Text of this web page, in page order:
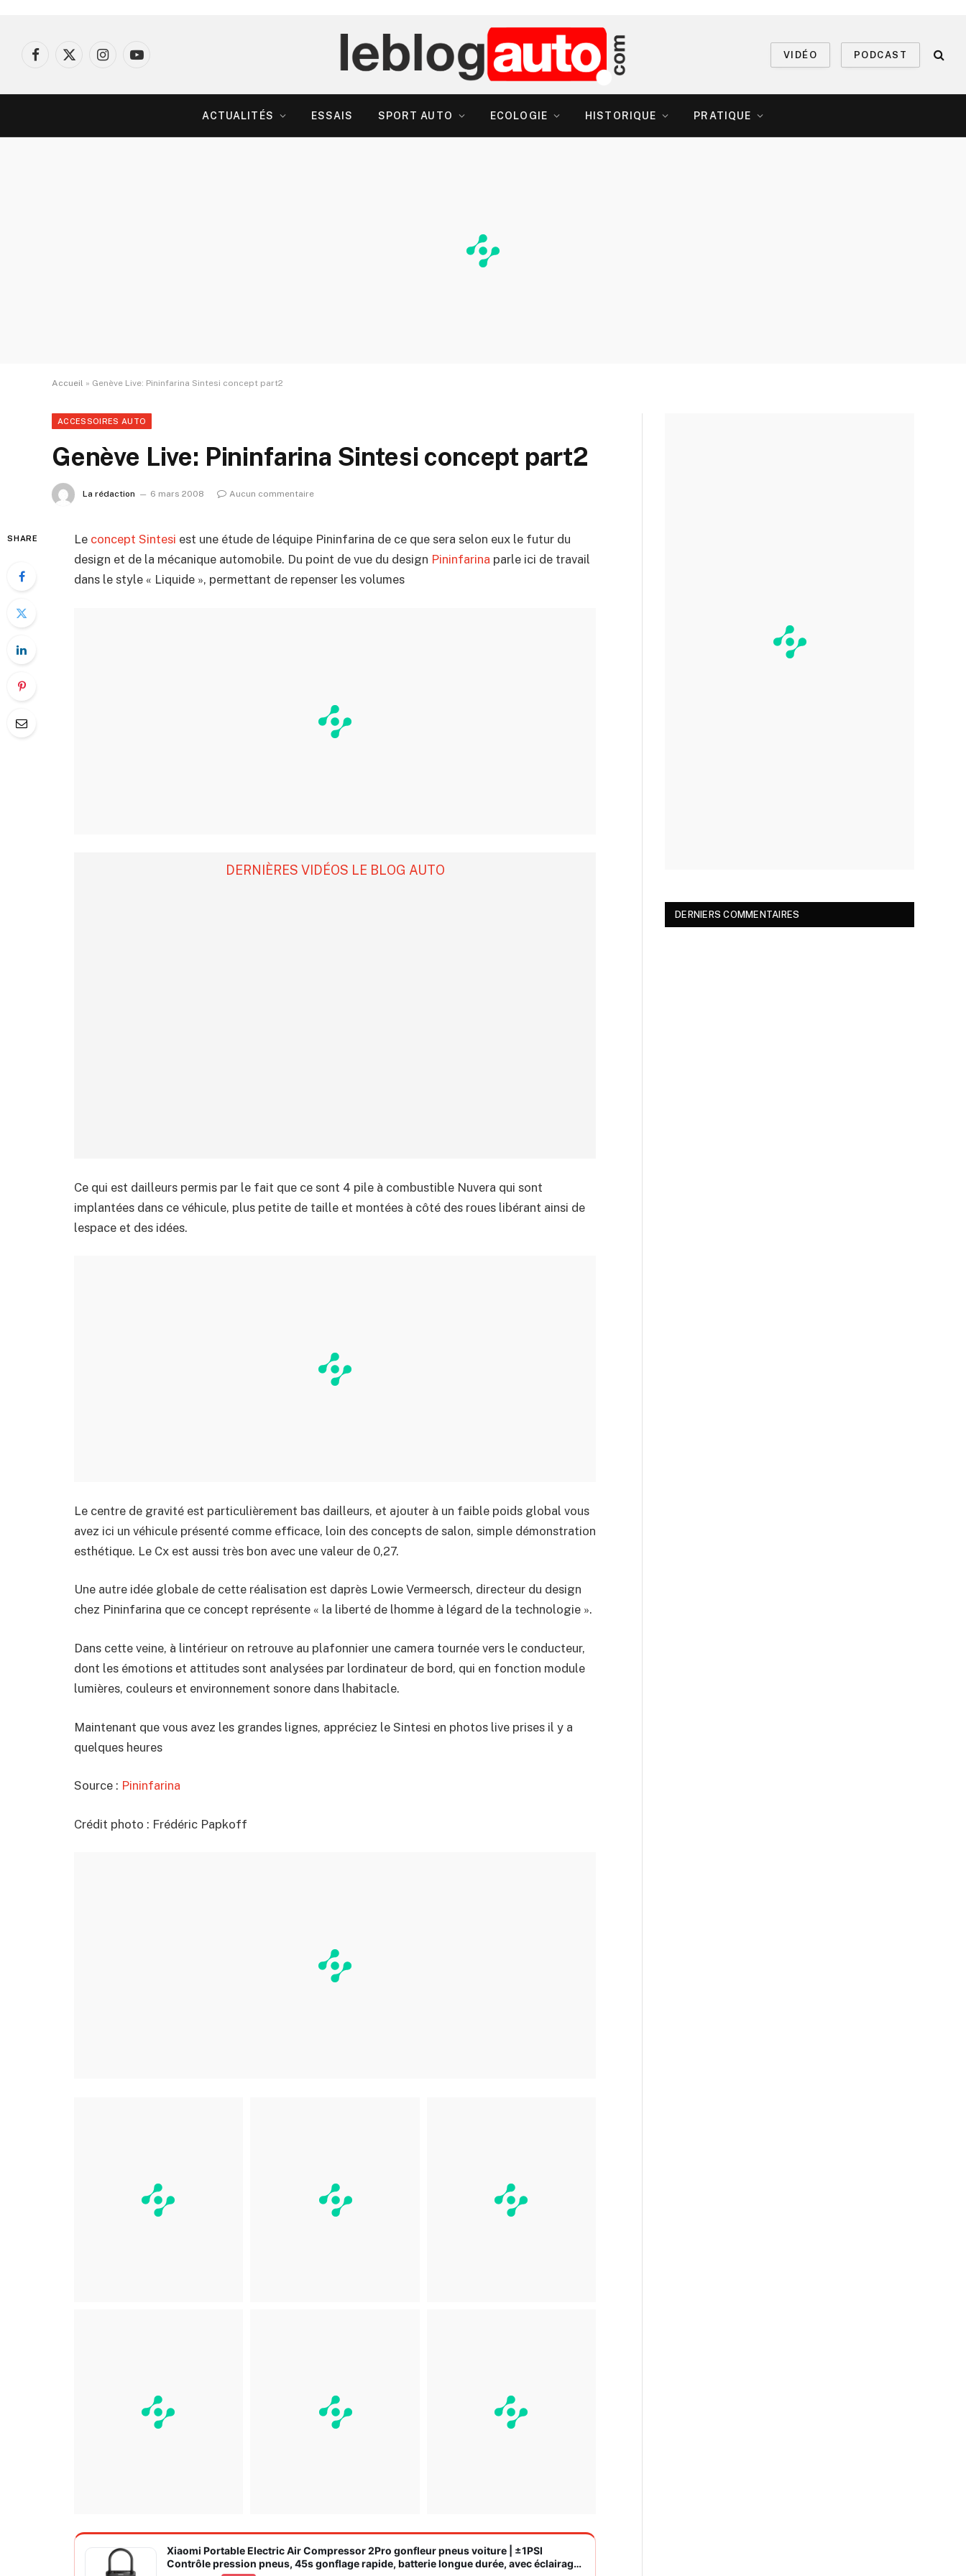
Facebook
X
InstagramYouTube
VIDÉO PODCAST
ACTUALITÉS ESSAIS SPORT AUTO ECOLOGIE HISTORIQUE PRATIQUE
Accueil » Genève Live: Pininfarina Sintesi concept part2
ACCESSOIRES AUTO
Genève Live: Pininfarina Sintesi concept part2
La rédaction 6 mars 2008 Aucun commentaire
SHARE Le concept Sintesi est une étude de léquipe Pininfarina de ce que sera selon eux le futur du
design et de la mécanique automobile. Du point de vue du design Pininfarina parle ici de travail
dans le style « Liquide », permettant de repenser les volumes
DERNIÈRES VIDÉOS LE BLOG AUTO
Ce qui est dailleurs permis par le fait que ce sont 4 pile à combustible Nuvera qui sont
implantées dans ce véhicule, plus petite de taille et montées à côté des roues libérant ainsi de
lespace et des idées.
Le centre de gravité est particulièrement bas dailleurs, et ajouter à un faible poids global vous
avez ici un véhicule présenté comme efficace, loin des concepts de salon, simple démonstration
esthétique. Le Cx est aussi très bon avec une valeur de 0,27.
Une autre idée globale de cette réalisation est daprès Lowie Vermeersch, directeur du design
chez Pininfarina que ce concept représente « la liberté de lhomme à légard de la technologie ».
Dans cette veine, à lintérieur on retrouve au plafonnier une camera tournée vers le conducteur,
dont les émotions et attitudes sont analysées par lordinateur de bord, qui en fonction module
lumières, couleurs et environnement sonore dans lhabitacle.
Maintenant que vous avez les grandes lignes, appréciez le Sintesi en photos live prises il y a
quelques heures
Source : Pininfarina
Crédit photo : Frédéric Papkoff
Xiaomi Portable Electric Air Compressor 2Pro gonfleur pneus voiture | ±1PSI
Contrôle pression pneus, 45s gonflage rapide, batterie longue durée, avec éclairage,
DERNIERS COMMENTAIRES